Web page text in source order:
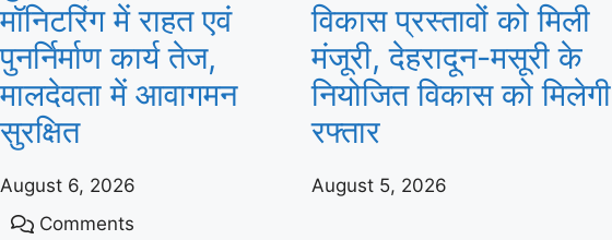
मॉनिटरिंग में राहत एवं
पुनर्निर्माण कार्य तेज,
मालदेवता में आवागमन
सुरक्षित
August 6, 2026
विकास प्रस्तावों को मिली
मंजूरी, देहरादून-मसूरी के
नियोजित विकास को मिलेगी
रफ्तार
August 5, 2026
Comments